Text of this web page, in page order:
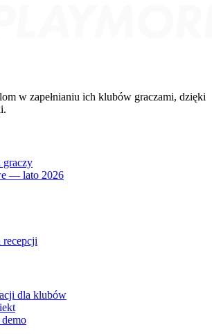
w zapełnianiu ich klubów graczami, dzięki
graczy
— lato 2026
recepcji
dla klubów